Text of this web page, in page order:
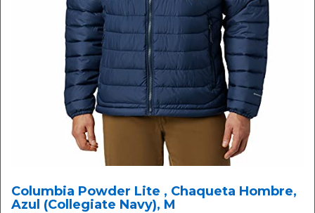
Columbia Powder Lite , Chaqueta Hombre,
Azul (Collegiate Navy), M